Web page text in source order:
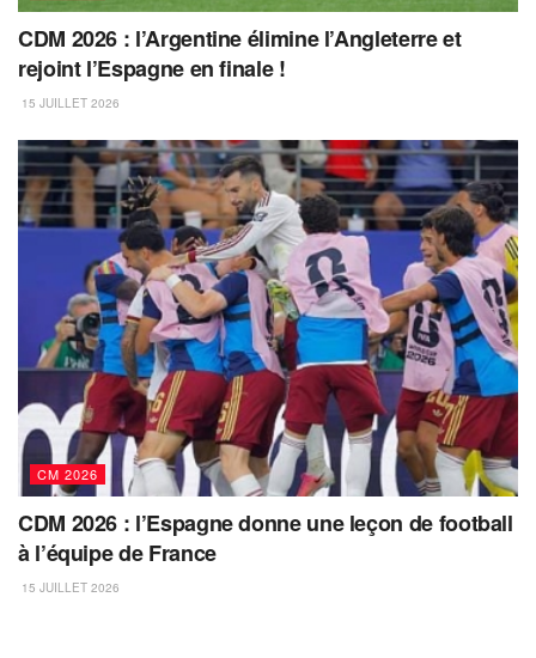
CDM 2026 : l’Argentine élimine l’Angleterre et
rejoint l’Espagne en finale !
15 JUILLET 2026
CM 2026
CDM 2026 : l’Espagne donne une leçon de football
à l’équipe de France
15 JUILLET 2026